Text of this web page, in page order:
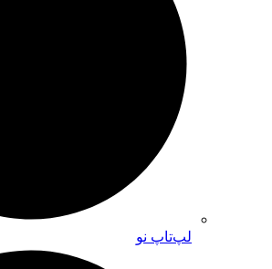
لپ‌تاپ نو